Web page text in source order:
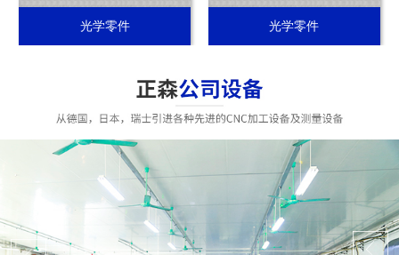
光学零件 光学零件